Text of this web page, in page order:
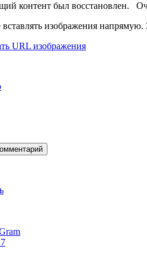
контент был восстановлен.
изображения напрямую.
URL изображения